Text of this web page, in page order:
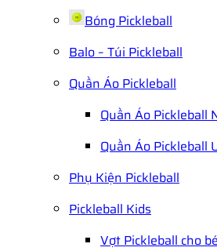
Bóng Pickleball
Balo – Túi Pickleball
Quần Áo Pickleball
Quần Áo Pickleball
Quần Áo Pickleball
Phụ Kiện Pickleball
Pickleball Kids
Vợt Pickleball cho